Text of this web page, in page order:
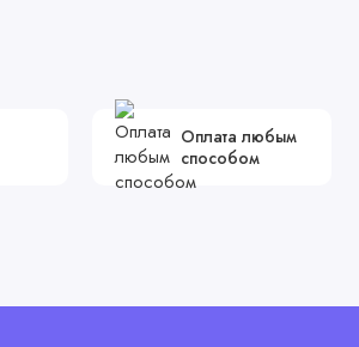
Оплата любым
способом